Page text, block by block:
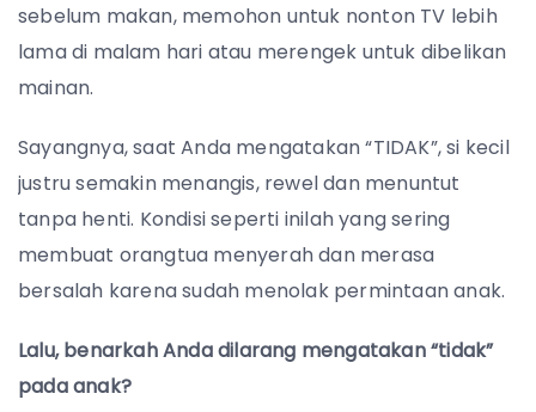
sebelum makan, memohon untuk nonton TV lebih
lama di malam hari atau merengek untuk dibelikan
mainan.
Sayangnya, saat Anda mengatakan “TIDAK”, si kecil
justru semakin menangis, rewel dan menuntut
tanpa henti. Kondisi seperti inilah yang sering
membuat orangtua menyerah dan merasa
bersalah karena sudah menolak permintaan anak.
Lalu, benarkah Anda dilarang mengatakan “tidak”
pada anak?